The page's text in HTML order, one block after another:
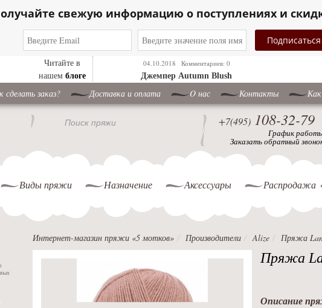
свежую информацию о поступлениях и
Читайте в
нашем блоге
04.10.2018
Комментариев: 0
Джемпер Autumn Blush
сделать заказ? Доставка и оплата O нас Контакты
Поиск пряжи +7(495) 108-32-79
График
Заказать обратный
Виды пряжи Назначение Аксессуары Распродажа
Интернет-магазин пряжи «5 мотков» Производители Alize Пряжа
Пряжа
Описание